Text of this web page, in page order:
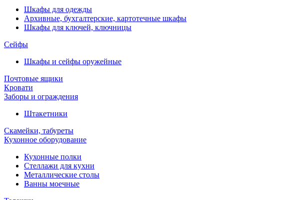
Шкафы для одежды
Архивные, бухгалтерские, картотечные шкафы
Шкафы для ключей, ключницы
Сейфы
Шкафы и сейфы оружейные
Почтовые ящики
Кровати
Заборы и ограждения
Штакетники
Скамейки, табуреты
Кухонное оборудование
Кухонные полки
Стеллажи для кухни
Металлические столы
Ванны моечные